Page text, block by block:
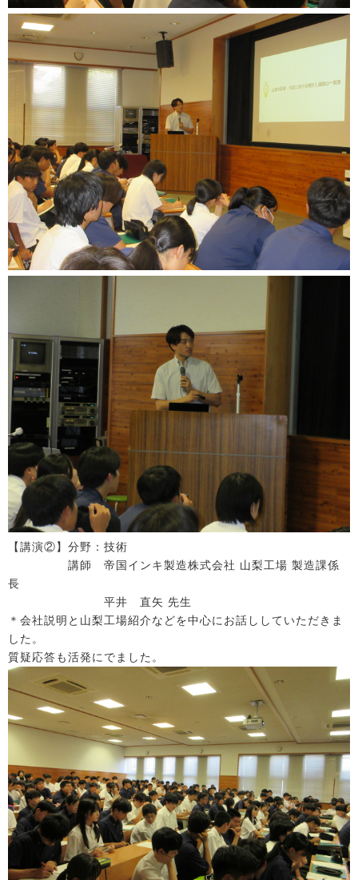
【講演②】分野：技術
講師 帝国インキ製造株式会社 山梨工場 製造課係
長
平井 直矢 先生
＊会社説明と山梨工場紹介などを中心にお話ししていただきま
した。
質疑応答も活発にでました。